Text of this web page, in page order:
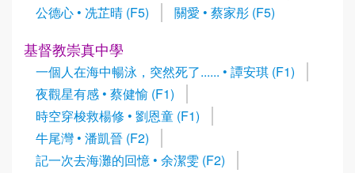
公德心 • 冼芷晴 (F5)
關愛 • 蔡家彤 (F5)
基督教崇真中學
一個人在海中暢泳，突然死了...... • 譚安琪 (F1)
夜觀星有感 • 蔡健愉 (F1)
時空穿梭救楊修 • 劉恩童 (F1)
牛尾灣 • 潘凱晉 (F2)
記一次去海灘的回憶 • 余潔雯 (F2)